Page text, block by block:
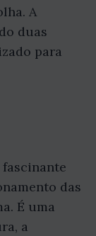
A
duas
para
das
É uma
a